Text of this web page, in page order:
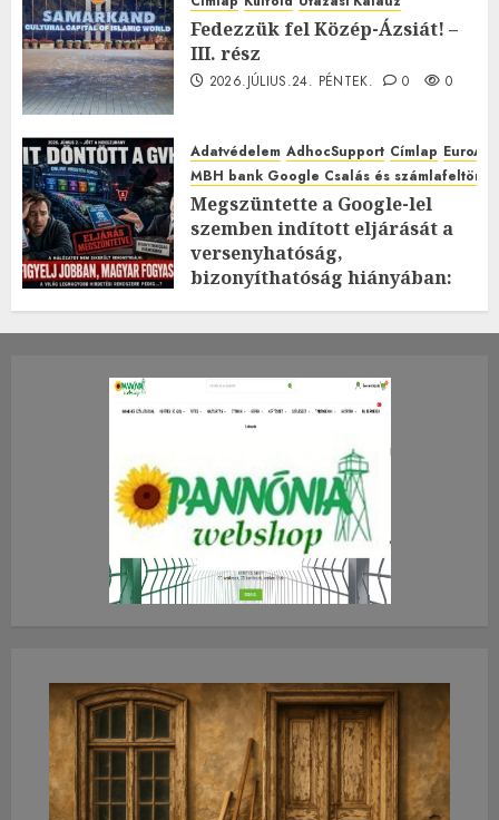
Fedezzük fel Közép-Ázsiát! –
III. rész
2026.JÚLIUS.24. PÉNTEK. 0 0
Adatvédelem AdhocSupport Címlap
MBH bank Google Csalás és
Megszüntette a Google-lel
szemben indított eljárását a
versenyhatóság,
bizonyíthatóság hiányában:
2026.JÚLIUS.23. CSÜTÖRTÖK.
0